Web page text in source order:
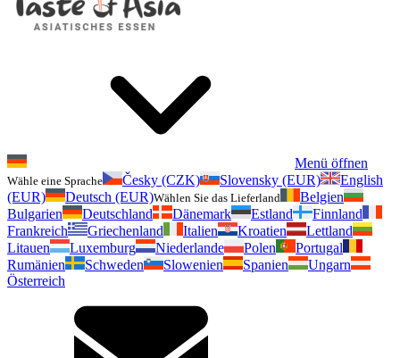
Menü öffnen
Wähle eine Sprache Česky (CZK) Slovensky (EUR)
English
(EUR)
Deutsch (EUR)Wählen Sie das Lieferland
Belgien
Bulgarien
Deutschland Dänemark Estland
Finnland
Frankreich
Griechenland Italien Kroatien
Lettland
Litauen
Luxemburg Niederlande Polen
Portugal
Rumänien
Schweden Slowenien Spanien
Ungarn
Österreich